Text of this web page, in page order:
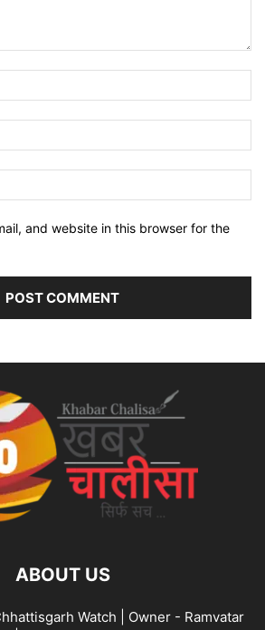
and website in this browser for the
ABOUT US
Watch | Owner - Ramvatar